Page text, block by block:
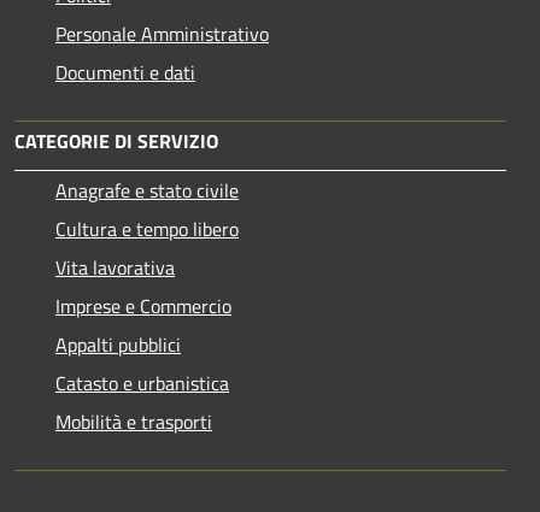
Personale Amministrativo
Documenti e dati
CATEGORIE DI SERVIZIO
Anagrafe e stato civile
Cultura e tempo libero
Vita lavorativa
Imprese e Commercio
Appalti pubblici
Catasto e urbanistica
Mobilità e trasporti